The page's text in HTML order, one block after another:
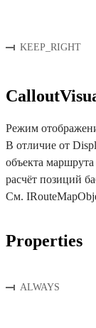
KEEP_RIGHT
Режим
В отличие от
объекта
расчёт позиций
См.
Properties
ALWAYS